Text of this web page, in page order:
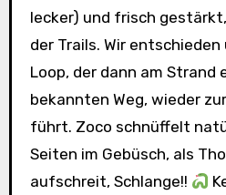
lecker) und frisch
der Trails. Wir
Loop, der dann am Strand
bekannten Weg, wieder
führt. Zoco schnüffelt
Seiten im Gebüsch, als
aufschreit, Schlange!!